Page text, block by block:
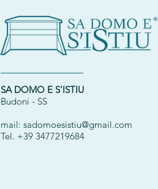
SA DOMO E S'ISTIU
Budoni - SS
mail: sadomoesistiu@gmail.com
Tel. +39 3477219684